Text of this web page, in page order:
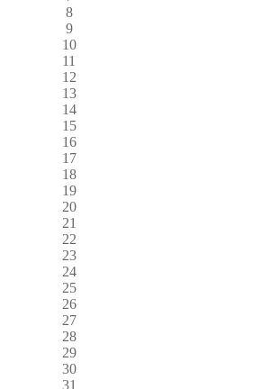
8
9
10
11
12
13
14
15
16
17
18
19
20
21
22
23
24
25
26
27
28
29
30
31